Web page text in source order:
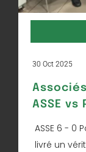
30 Oct 2025
ASSE vs
ASSE 6 - 0
livré un